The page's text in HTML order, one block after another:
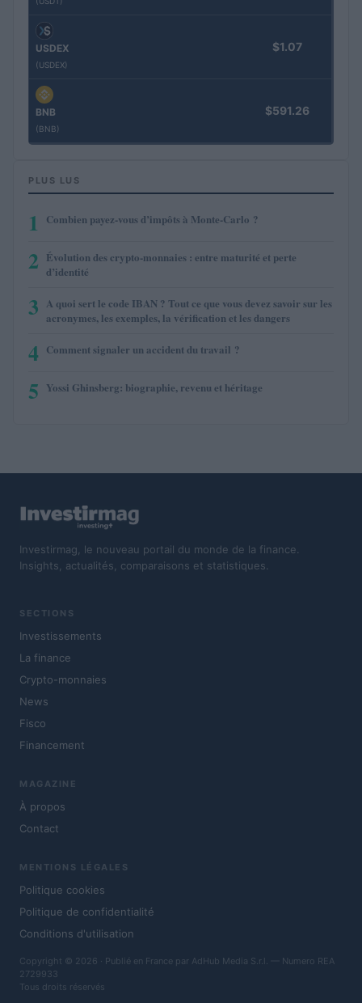
USDEX
(USDEX)
$1.07
BNB
(BNB)
$591.26
PLUS LUS
1 Combien payez-vous d’impôts à Monte-Carlo ?
2 Évolution des crypto-monnaies : entre maturité et perte
d’identité
3 A quoi sert le code IBAN ? Tout ce que vous devez savoir sur les
acronymes, les exemples, la vérification et les dangers
4 Comment signaler un accident du travail ?
5 Yossi Ghinsberg: biographie, revenu et héritage
Investirmag, le nouveau portail du monde de la finance.
Insights, actualités, comparaisons et statistiques.
SECTIONS
Investissements
La finance
Crypto-monnaies
News
Fisco
Financement
MAGAZINE
À propos
Contact
MENTIONS LÉGALES
Politique cookies
Politique de confidentialité
Conditions d'utilisation
Copyright © 2026 · Publié en France par AdHub Media S.r.l. — Numero REA
2729933
Tous droits réservés